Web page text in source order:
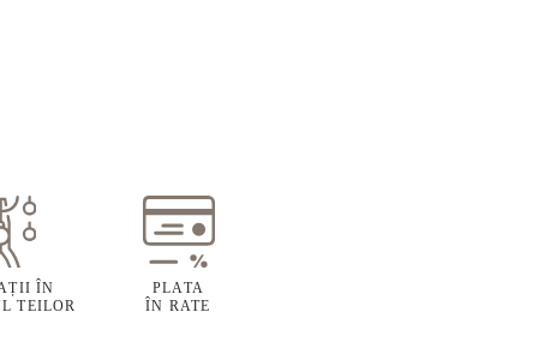
ÎN
TEILOR
PLATA
ÎN RATE